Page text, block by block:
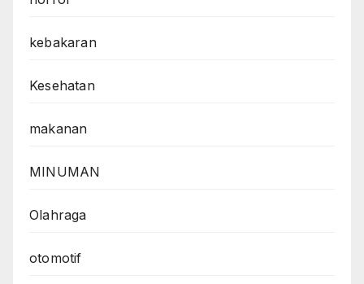
kebakaran
Kesehatan
makanan
MINUMAN
Olahraga
otomotif